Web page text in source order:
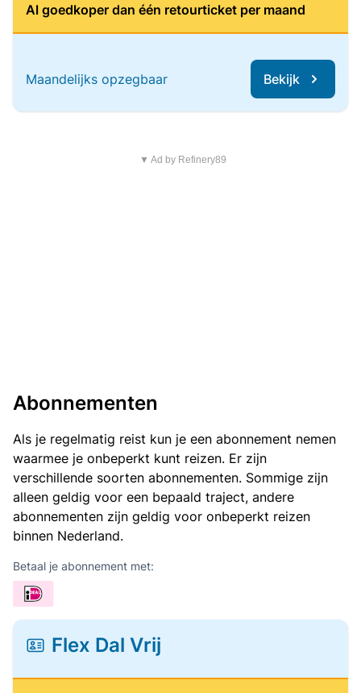
Al goedkoper dan één retourticket per maand
Maandelijks opzegbaar Bekijk
▼ Ad by Refinery89
Abonnementen
Als je regelmatig reist kun je een abonnement nemen
waarmee je onbeperkt kunt reizen. Er zijn
verschillende soorten abonnementen. Sommige zijn
alleen geldig voor een bepaald traject, andere
abonnementen zijn geldig voor onbeperkt reizen
binnen Nederland.
Betaal je abonnement met:
Flex Dal Vrij